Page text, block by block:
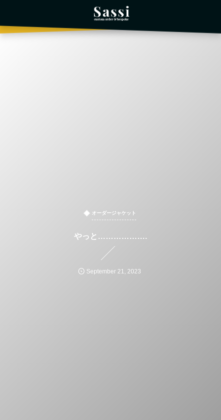
オーダージャケット
やっと……………….
September 21 2023